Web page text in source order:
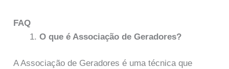
FAQ
O que é Associação de Geradores?
A Associação de Geradores é uma técnica que